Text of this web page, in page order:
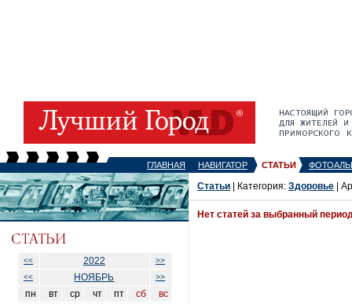
ГЛАВНАЯ НАВИГАТОР СТАТЬИ
<< 2022
>>
<<
НОЯБРЬ >>
пн вт ср чт пт сб
вс
Статьи | Категория: Здоровье |
Нет статей за выбранный